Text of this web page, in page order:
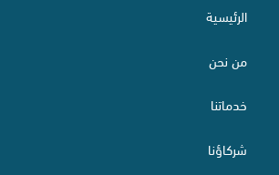
الرئيسية
من نحن
خدماتنا
التقاضي والسبل البديلة لتسوية المنازعات
شركاؤنا